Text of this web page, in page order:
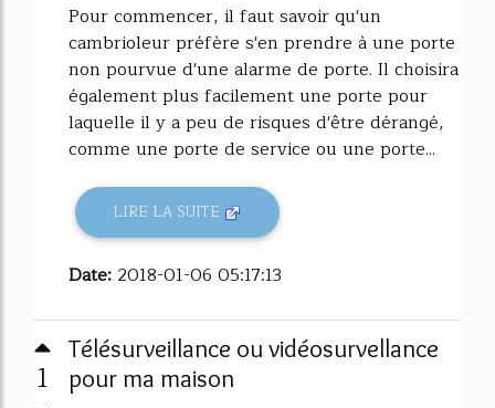
Pour commencer, il faut savoir qu'un
cambrioleur préfère s'en prendre à une porte
non pourvue d'une alarme de porte. Il choisira
également plus facilement une porte pour
laquelle il y a peu de risques d'être dérangé,
comme une porte de service ou une porte...
LIRE LA SUITE
Date: 2018-01-06 05:17:13
1
Télésurveillance ou vidéosurvellance
pour ma maison